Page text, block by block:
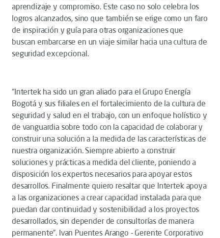
aprendizaje y compromiso. Este caso no solo celebra los
logros alcanzados, sino que también se erige como un faro
de inspiración y guía para otras organizaciones que
buscan embarcarse en un viaje similar hacia una cultura de
seguridad excepcional.
“Intertek ha sido un gran aliado para el Grupo Energía
Bogotá y sus filiales en el fortalecimiento de la cultura de
seguridad y salud en el trabajo, con un enfoque holístico y
de vanguardia sobre todo con la capacidad de colaborar y
construir una solución a la medida de las características de
nuestra organización. Siempre abierto a construir
soluciones y prácticas a medida del cliente, poniendo a
disposición los expertos necesarios para apoyar estos
desarrollos. Finalmente quiero resaltar que Intertek apoya
a las organizaciones a crear capacidad instalada para que
puedan dar continuidad y sostenibilidad a los proyectos
desarrollados, sin depender de consultorías de manera
permanente”. Ivan Puentes Arango - Gerente Corporativo